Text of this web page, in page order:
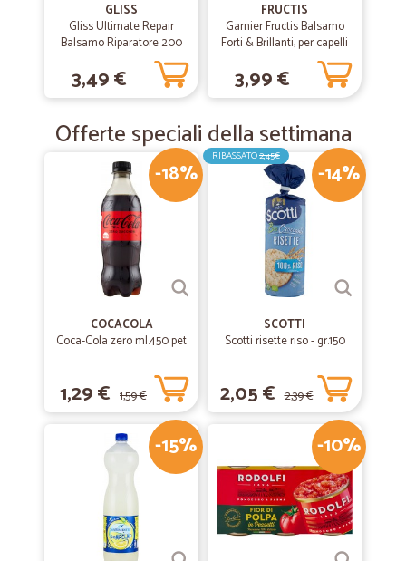
GLISS
Gliss Ultimate Repair
Balsamo Riparatore 200
3,49 €
FRUCTIS
Garnier Fructis Balsamo
Forti & Brillanti, per capelli
normali, 200 ml
3,99 €
Offerte speciali della settimana
-18%
COCACOLA
Coca-Cola zero ml.450 pet
1,29 € 1,59 €
-14%
RIBASSATO2,45€
SCOTTI
Scotti risette riso - gr.150
2,05 € 2,39 €
-15% -10%